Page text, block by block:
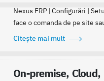
Nexus ERP | Configurări |
face o comanda de pe site
Citește mai mult
On-premise,